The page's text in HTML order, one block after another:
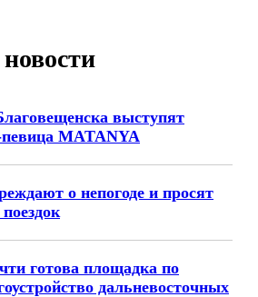
выступят
MATANYA
о непогоде и просят
готова площадка по
дальневосточных